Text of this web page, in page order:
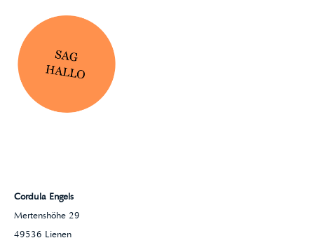
Cordula Engels
Mertenshöhe 29
49536 Lienen